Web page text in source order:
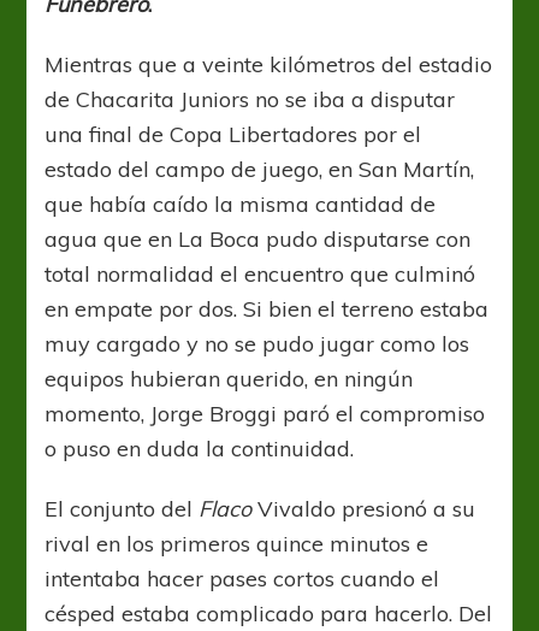
Mientras que a veinte kilómetros del estadio
de Chacarita Juniors no se iba a disputar
una final de Copa Libertadores por el
estado del campo de juego, en San Martín,
que había caído la misma cantidad de
agua que en La Boca pudo disputarse con
total normalidad el encuentro que culminó
en empate por dos. Si bien el terreno estaba
muy cargado y no se pudo jugar como los
equipos hubieran querido, en ningún
momento, Jorge Broggi paró el compromiso
o puso en duda la continuidad.
El conjunto del FlacoVivaldo presionó a su
rival en los primeros quince minutos e
intentaba hacer pases cortos cuando el
césped estaba complicado para hacerlo. Del